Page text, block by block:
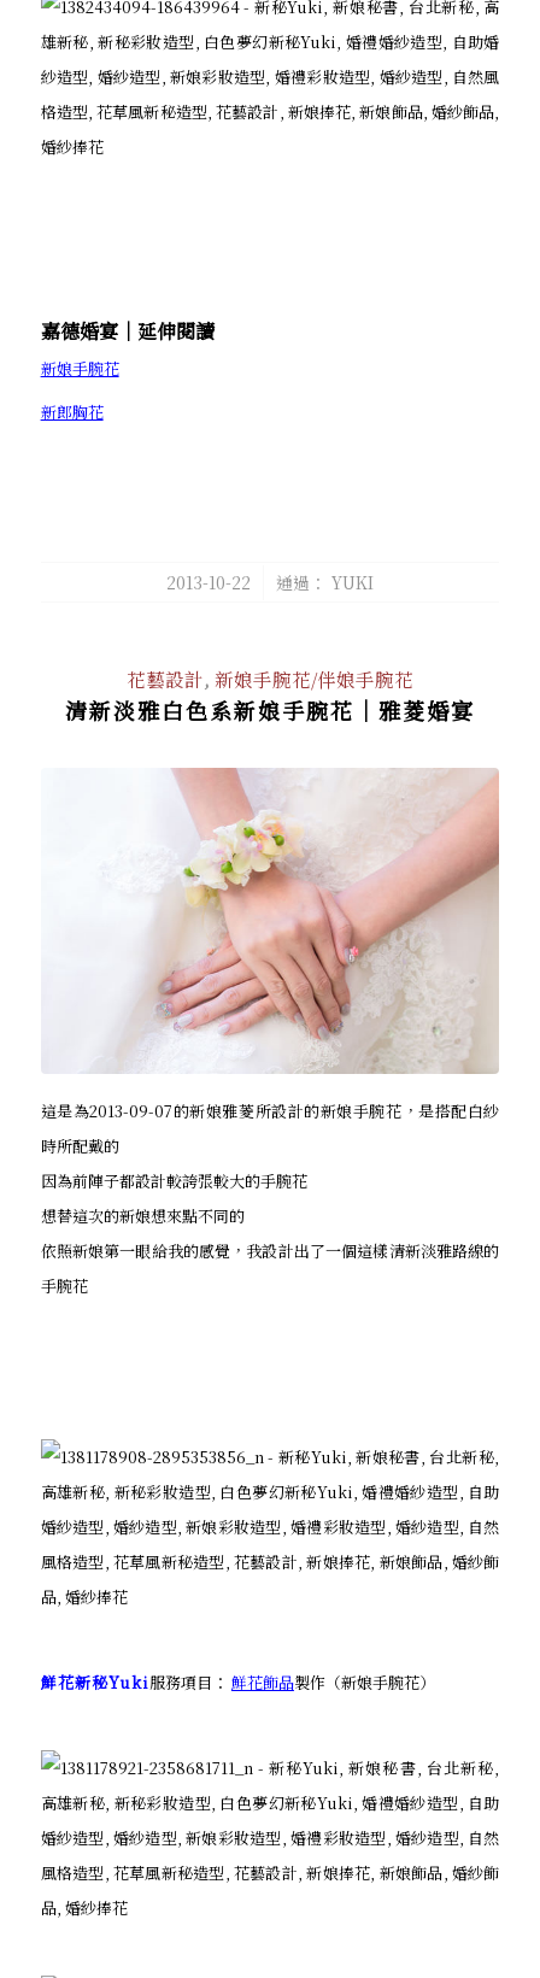
嘉德婚宴│延伸閱讀
新娘手腕花
新郎胸花
2013-10-22
/ 通過： YUKI
花藝設計, 新娘手腕花/伴娘手腕花
清新淡雅白色系新娘手腕花│雅菱婚宴
這是為2013-09-07的新娘雅菱所設計的新娘手腕花，是搭配白紗
時所配戴的
因為前陣子都設計較誇張較大的手腕花
想替這次的新娘想來點不同的
依照新娘第一眼給我的感覺，我設計出了一個這樣清新淡雅路線的
手腕花
鮮花新秘Yuki服務項目： 鮮花飾品製作（新娘手腕花）